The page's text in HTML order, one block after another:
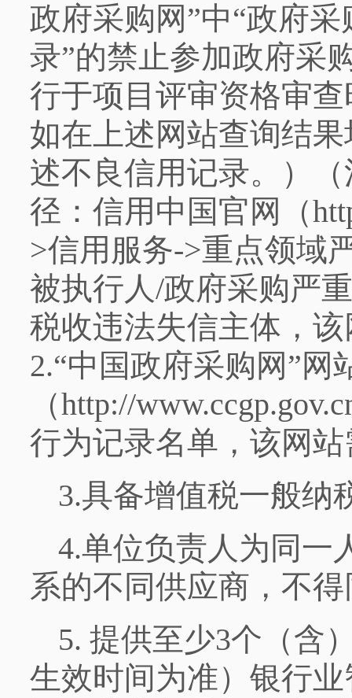
政府采购网”中“政府
录”的禁止参加政府采
行于项目评审资格审
如在上述网站查询结
述不良信用记录。）
径：信用中国官网（
>信用服务->重点领域
被执行人/政府采购严
税收违法失信主体，
2.“中国政府采购网”
（http://
行为记录名单，该网
3.具备增值税一般纳
4.单位负责人为同一
系的不同供应商，不
5. 提供至少3个（含
生效时间为准）银行